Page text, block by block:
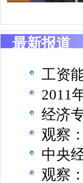
最新报道
工资
2011
经济
观察
中央
观察